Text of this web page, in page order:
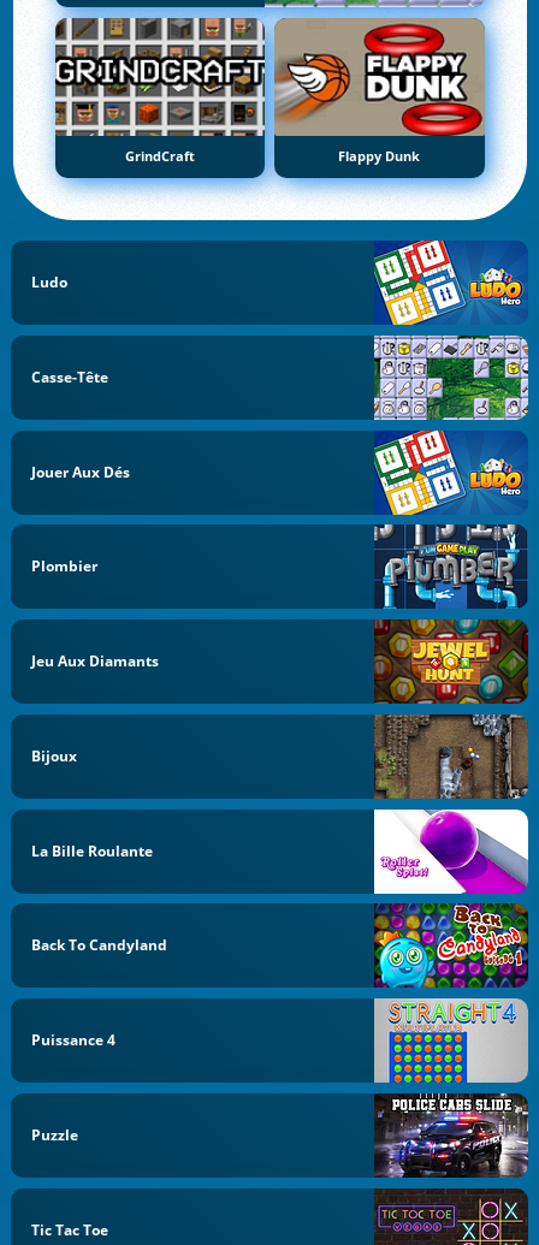
GrindCraft Flappy Dunk
Ludo
Casse-Tête
Jouer Aux Dés
Plombier
Jeu Aux Diamants
Bijoux
La Bille Roulante
Back To Candyland
Puissance 4
Puzzle
Tic Tac Toe